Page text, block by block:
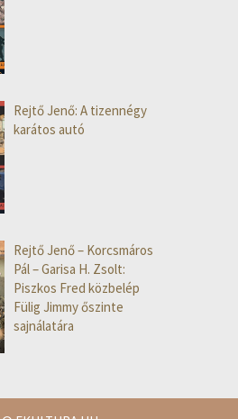
Rejtő Jenő: A tizennégy
karátos autó
Rejtő Jenő – Korcsmáros
Pál – Garisa H. Zsolt:
Piszkos Fred közbelép
Fülig Jimmy őszinte
sajnálatára